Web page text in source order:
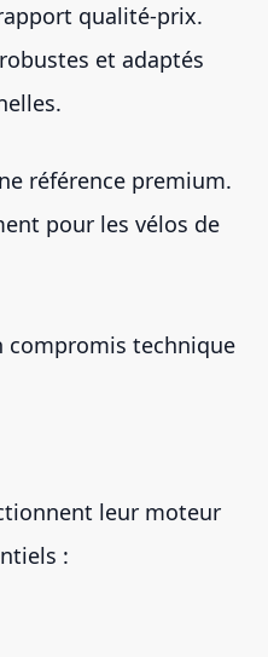
qualité-prix.
et adaptés
référence premium.
pour les vélos de
compromis technique
leur moteur
: